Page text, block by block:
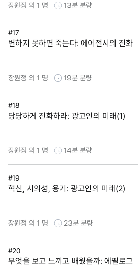
장원정 외 1 명 13분 분량
#17
변하지 못하면 죽는다: 에이전시의 진화
장원정 외 1 명 19분 분량
#18
당당하게 진화하라: 광고인의 미래(1)
장원정 외 1 명 14분 분량
#19
혁신, 시의성, 용기: 광고인의 미래(2)
장원정 외 1 명 23분 분량
#20
무엇을 보고 느끼고 배웠을까: 에필로그